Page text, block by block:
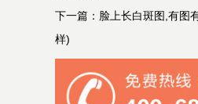
下一篇： 脸上长白斑图,有图
样)